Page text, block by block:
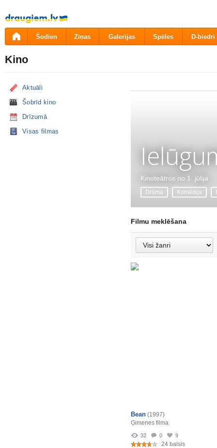
Pāriet
uz
saturu
Šodien Ziņas Galerijas Spēles D-biedri
Kino
Aktuāli
Šobrīd kino
Drīzumā
Visas filmas
Kinoteātros no 1. jūlija
Drāma Komēdija
Filmu meklēšana
Bean (1997)
Ģimenes filma
32 0 9
24 balsis